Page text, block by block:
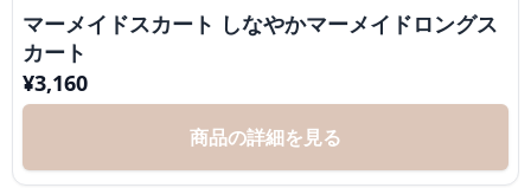
マーメイドスカート しなやかマーメイドロングス
カート
¥3,160
商品の詳細を見る